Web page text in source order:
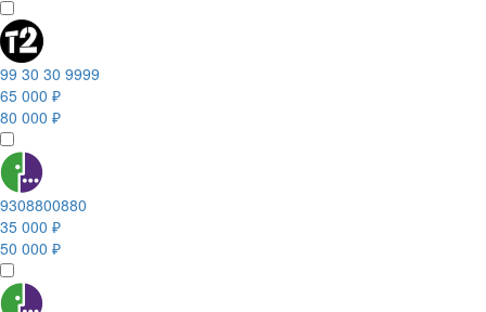
99 30 30 9999
65 000 ₽
80 000 ₽
9308800880
35 000 ₽
50 000 ₽